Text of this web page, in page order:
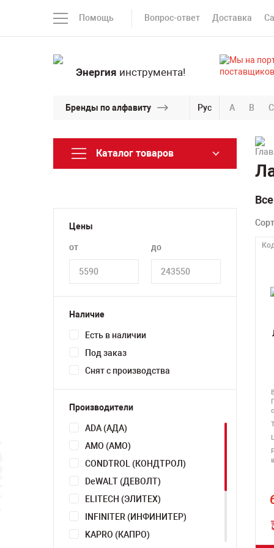
Помощь Вопрос-ответ Доставка
Энергия инструмента!
Бренды по алфавиту Рус A B C
Каталог товаров
Цены
от до
Наличие
Есть в наличии
Под заказ
Снят с производства
Производители
ADA (АДА)
AMO (АМО)
CONDTROL (КОНДТРОЛ)
DeWALT (ДЕВОЛТ)
ELITECH (ЭЛИТЕХ)
INFINITER (ИНФИНИТЕР)
KAPRO (КАПРО)